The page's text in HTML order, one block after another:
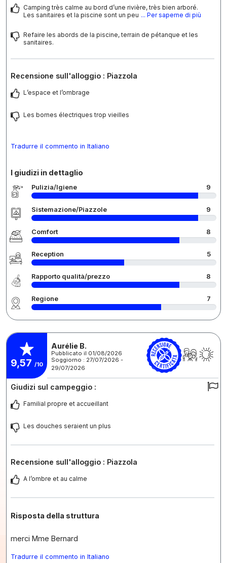
Camping très calme au bord d’une rivière, très bien arboré.
Les sanitaires et la piscine sont un peu ... Per saperne di più
Refaire les abords de la piscine, terrain de pétanque et les
sanitaires.
Recensione sull'alloggio : Piazzola
L’espace et l’ombrage
Les bornes électriques trop vieilles
Tradurre il commento in Italiano
I giudizi in dettaglio
Pulizia/Igiene 9
Sistemazione/Piazzole 9
Comfort 8
Reception 5
Rapporto qualità/prezzo 8
Regione 7
9,57 /10
Aurélie B.
Pubblicato il 01/08/2026
Soggiorno : 27/07/2026 -
29/07/2026
Giudizi sul campeggio :
Familial propre et accueillant
Les douches seraient un plus
Recensione sull'alloggio : Piazzola
A l’ombre et au calme
Risposta della struttura
merci Mme Bernard
Tradurre il commento in Italiano